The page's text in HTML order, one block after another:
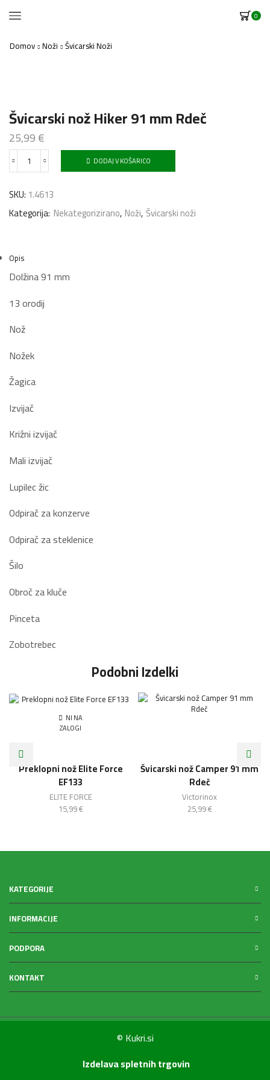
0
Domov Noži Švicarski Noži
Švicarski nož Hiker 91 mm Rdeč
25,99€
Švicarski
nož
91
mm
Rdeč
DODAJ V KOŠARICO
SKU: 1.4613
Kategorija: Nekategorizirano, Noži,Švicarski noži
Opis
Dolžina 91 mm
13 orodij
Nož
Nožek
Žagica
Izvijač
Križni izvijač
Mali izvijač
Lupilec žic
Odpirač za konzerve
Odpirač za steklenice
Šilo
Obroč za kluče
Pinceta
Zobotrebec
Podobni Izdelki
NI NA
ZALOGI
Preklopni nož Elite Force
EF133
ELITE FORCE
15,99€
Švicarski nož Camper 91 mm
Rdeč
Victorinox
25,99€
KATEGORIJE
INFORMACIJE
PODPORA
KONTAKT
© Kukri.si
Izdelava spletnih trgovin